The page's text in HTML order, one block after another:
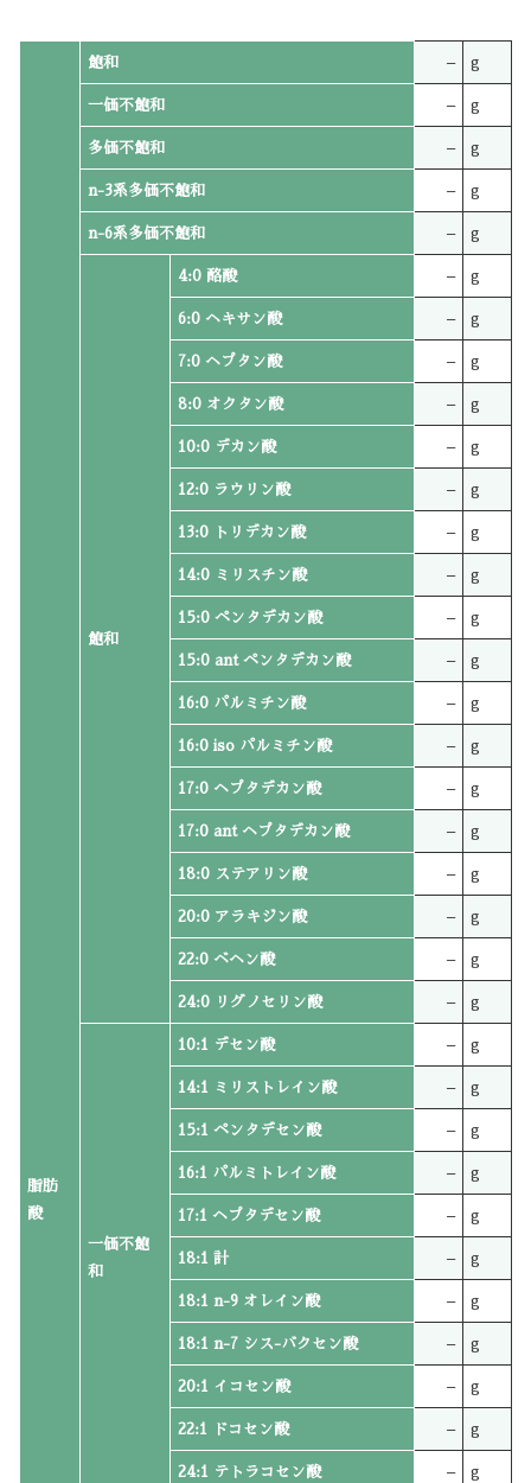
脂肪
酸
飽和 – g
一価不飽和 – g
多価不飽和 – g
n-3系多価不飽和 – g
n-6系多価不飽和 – g
飽和
4:0 酪酸 – g
6:0 ヘキサン酸 – g
7:0 ヘプタン酸 – g
8:0 オクタン酸 – g
10:0 デカン酸 – g
12:0 ラウリン酸 – g
13:0 トリデカン酸 – g
14:0 ミリスチン酸 – g
15:0 ペンタデカン酸 – g
15:0 ant ペンタデカン酸 – g
16:0 パルミチン酸 – g
16:0 iso パルミチン酸 – g
17:0 ヘプタデカン酸 – g
17:0 ant ヘプタデカン酸 – g
18:0 ステアリン酸 – g
20:0 アラキジン酸 – g
22:0 ベヘン酸 – g
24:0 リグノセリン酸 – g
一価不飽
和
10:1 デセン酸 – g
14:1 ミリストレイン酸 – g
15:1 ペンタデセン酸 – g
16:1 パルミトレイン酸 – g
17:1 ヘプタデセン酸 – g
18:1 計 – g
18:1 n-9 オレイン酸 – g
18:1 n-7 シス-バクセン酸 – g
20:1 イコセン酸 – g
22:1 ドコセン酸 – g
24:1 テトラコセン酸 – g